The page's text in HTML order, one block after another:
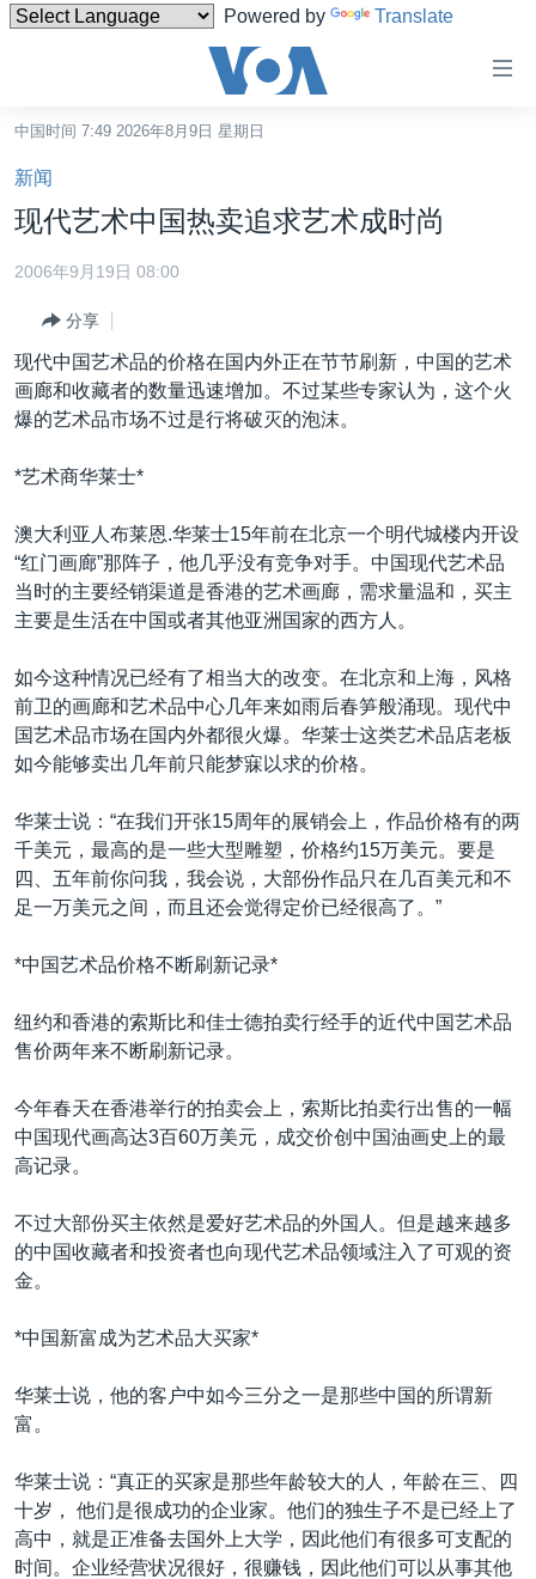
Powered by Translate
碍
链
接
跳
转
容
跳
转
导
跳
转
中国
港澳
国际
最新国际新闻
欧洲
非洲
美洲
全球议题
分类新闻
科教·文娱·体健
军事
劳工
环境
白宫要闻
国会报道
美中关系
美国建国250周年
埃博拉疫情
美国之音专访
台海两岸关系
南中国海争端
关注新疆
GEN Z 看美国
VOA视频
VOA今日焦点
中文广播
关注我们
其他语言网站
中国时间 7:49 2026年8月9日 星期日
新闻
现代艺术中国热卖追求艺术成时尚
2006年9月19日 08:00
分享
现代中国艺术品的价格在国内外正在节节刷新，中国的艺术
画廊和收藏者的数量迅速增加。不过某些专家认为，这个火
爆的艺术品市场不过是行将破灭的泡沫。
*艺术商华莱士*
澳大利亚人布莱恩.华莱士15年前在北京一个明代城楼内开设
“红门画廊”那阵子，他几乎没有竞争对手。中国现代艺术品
当时的主要经销渠道是香港的艺术画廊，需求量温和，买主
主要是生活在中国或者其他亚洲国家的西方人。
如今这种情况已经有了相当大的改变。在北京和上海，风格
前卫的画廊和艺术品中心几年来如雨后春笋般涌现。现代中
国艺术品市场在国内外都很火爆。华莱士这类艺术品店老板
如今能够卖出几年前只能梦寐以求的价格。
华莱士说：“在我们开张15周年的展销会上，作品价格有的两
千美元，最高的是一些大型雕塑，价格约15万美元。要是
四、五年前你问我，我会说，大部份作品只在几百美元和不
足一万美元之间，而且还会觉得定价已经很高了。”
*中国艺术品价格不断刷新记录*
纽约和香港的索斯比和佳士德拍卖行经手的近代中国艺术品
售价两年来不断刷新记录。
今年春天在香港举行的拍卖会上，索斯比拍卖行出售的一幅
中国现代画高达3百60万美元，成交价创中国油画史上的最
高记录。
不过大部份买主依然是爱好艺术品的外国人。但是越来越多
的中国收藏者和投资者也向现代艺术品领域注入了可观的资
金。
*中国新富成为艺术品大买家*
华莱士说，他的客户中如今三分之一是那些中国的所谓新
富。
华莱士说：“真正的买家是那些年龄较大的人，年龄在三、四
十岁， 他们是很成功的企业家。他们的独生子不是已经上了
高中，就是正准备去国外上大学，因此他们有很多可支配的
时间。企业经营状况很好，很赚钱，因此他们可以从事其他